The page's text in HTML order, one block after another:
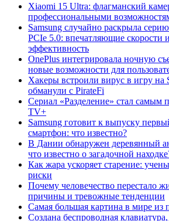
Xiaomi 15 Ultra: флагманский
профессиональными
Samsung случайно раскрыла
PCIe 5.0: впечатляющие скорости
эффективность
OnePlus интегрировала ночную
новые возможности для
Хакеры встроили вирус в игру на
обманули с PirateFi
Сериал «Разделение» стал самым
TV+
Samsung готовит к выпуску
смартфон: что известно?
В Дании обнаружен деревянный
что известно о загадочной
Как жара ускоряет старение:
риски
Почему человечество перестало
причины и тревожные тенденции
Самая большая картина в мире из
Создана беспроводная